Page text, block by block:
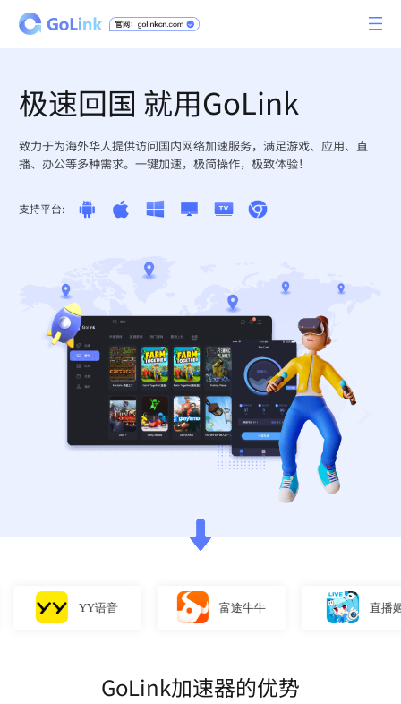
极速回国 就用GoLink
致力于为海外华人提供访问国内网络加速服务，满足游戏、应用、直
播、办公等多种需求。一键加速，极简操作，极致体验！
支持平台:
YY语音 富途牛牛 直播姬
GoLink加速器的优势